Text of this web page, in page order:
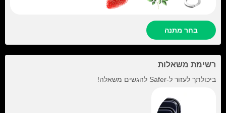
בחר מתנה
רשימת משאלות
ביכולתך לעזור ל-Safer להגשים משאלה!